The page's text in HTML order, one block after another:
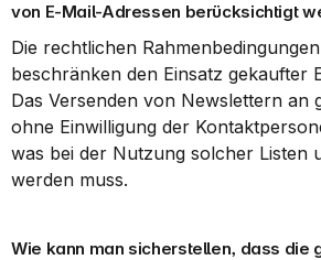
von E-Mail-Adressen berücksichtigt
Die rechtlichen
beschränken den Einsatz gekaufter
Das Versenden von Newslettern an
ohne Einwilligung der
was bei der Nutzung solcher Listen
werden muss.
Wie kann man sicherstellen, dass die